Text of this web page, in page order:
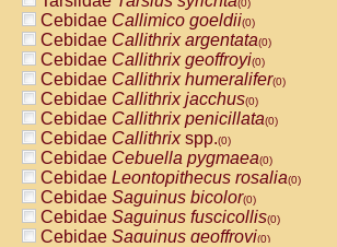
(0)
Cebidae Callimico goeldii(0)
Cebidae Callithrix argentata(0)
Cebidae Callithrix geoffroyi(0)
Cebidae Callithrix humeralifer(0)
Cebidae Callithrix jacchus(0)
Cebidae Callithrix penicillata(0)
Cebidae Callithrixspp.(0)
Cebidae Cebuella pygmaea(0)
Cebidae Leontopithecus rosalia(0)
Cebidae Saguinus bicolor(0)
Cebidae Saguinus fuscicollis(0)
Cebidae Saguinus geoffroyi(0)